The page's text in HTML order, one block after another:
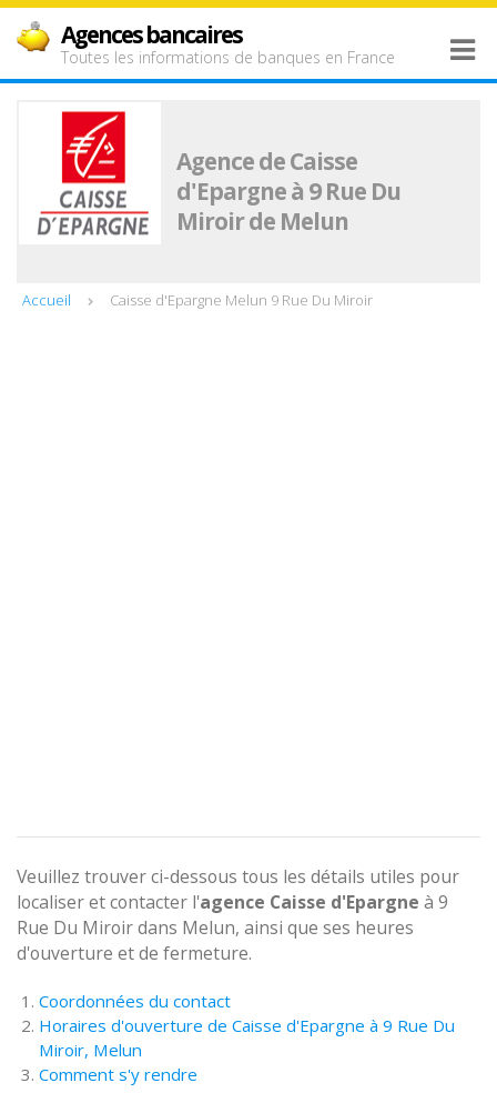
Agences bancaires
Toutes les informations de banques en France
Agence de Caisse
d'Epargne à 9 Rue Du
Miroir de Melun
Accueil Caisse d'Epargne Melun 9 Rue Du Miroir
Veuillez trouver ci-dessous tous les détails utiles pour
localiser et contacter l'agence Caisse d'Epargne à 9
Rue Du Miroir dans Melun, ainsi que ses heures
d'ouverture et de fermeture.
Coordonnées du contact
Horaires d'ouverture de Caisse d'Epargne à 9 Rue Du
Miroir, Melun
Comment s'y rendre